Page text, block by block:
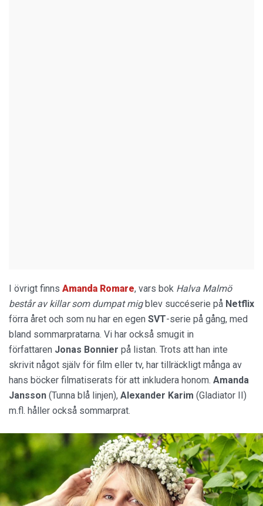
I övrigt finns Amanda Romare, vars bok Halva Malmö
består av killar som dumpat migblev succéserie på Netflix
förra året och som nu har en egen SVT-serie på gång, med
bland sommarpratarna. Vi har också smugit in
författaren Jonas Bonnier på listan. Trots att han inte
skrivit något själv för film eller tv, har tillräckligt många av
hans böcker filmatiserats för att inkludera honom. Amanda
Jansson (Tunna blå linjen), Alexander Karim (Gladiator II)
m.fl. håller också sommarprat.